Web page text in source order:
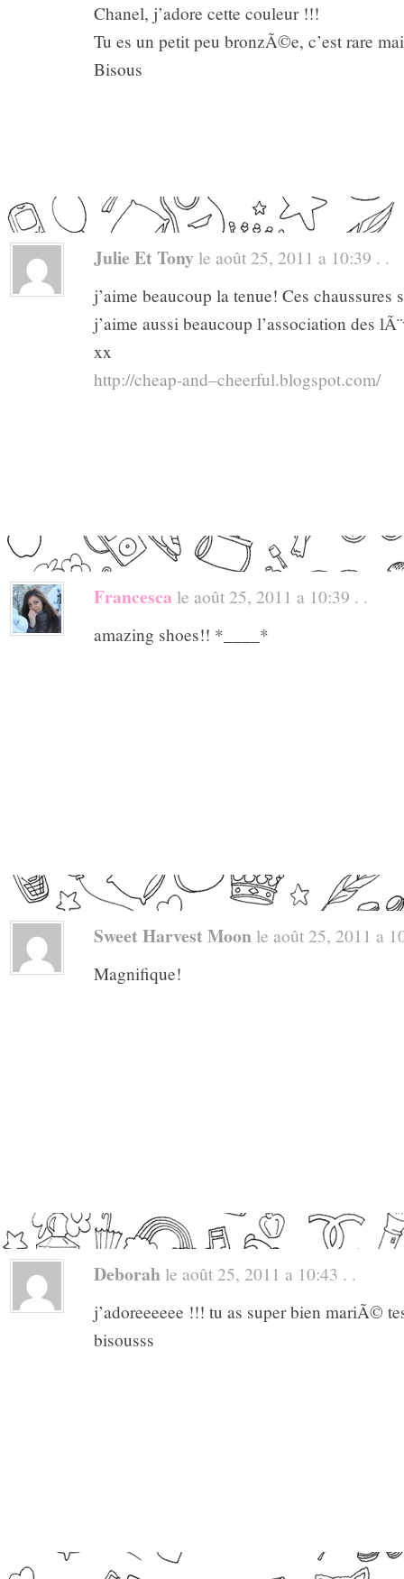
Chanel, j’adore cette couleur !!!
Tu es un petit peu bronzÃ©e, c’est rare
Bisous
Julie Et Tony le août 25, 2011 a 10:39 . .
j’aime beaucoup la tenue! Ces
j’aime aussi beaucoup l’association des
xx
http://cheap-and–cheerful.blogspot.com/
Francesca le août 25, 2011 a 10:39 . .
amazing shoes!! *____*
Sweet Harvest Moon le août 25, 2011 a
Magnifique!
Deborah le août 25, 2011 a 10:43 . .
j’adoreeeeee !!! tu as super bien mariÃ©
bisousss